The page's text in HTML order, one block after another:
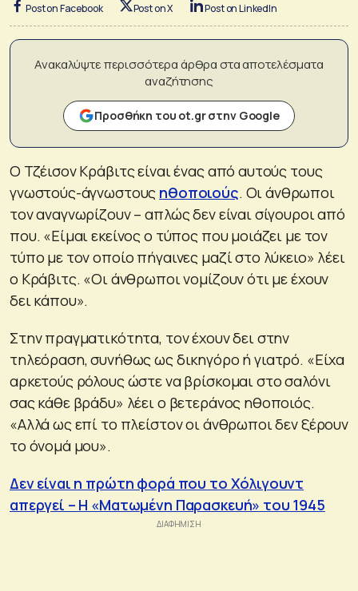
Post on Facebook Post on X Post on LinkedIn
Ανακαλύψτε περισσότερα άρθρα στα αποτελέσματα
αναζήτησης
Προσθήκη του ot.gr στην Google
Ο Τζέισον Κράβιτς είναι ένας από αυτούς τους
γνωστούς-άγνωστους ηθοποιούς. Οι άνθρωποι
τον αναγνωρίζουν – απλώς δεν είναι σίγουροι από
που. «Είμαι εκείνος ο τύπος που μοιάζει με τον
τύπο με τον οποίο πήγαινες μαζί στο λύκειο» λέει
ο Κράβιτς. «Οι άνθρωποι νομίζουν ότι με έχουν
δει κάπου».
Στην πραγματικότητα, τον έχουν δει στην
τηλεόραση, συνήθως ως δικηγόρο ή γιατρό. «Είχα
αρκετούς ρόλους ώστε να βρίσκομαι στο σαλόνι
σας κάθε βράδυ» λέει ο βετεράνος ηθοποιός.
«Αλλά ως επί το πλείστον οι άνθρωποι δεν ξέρουν
το όνομά μου».
Δεν είναι η πρώτη φορά που το Χόλιγουντ
απεργεί – Η «Ματωμένη Παρασκευή» του 1945